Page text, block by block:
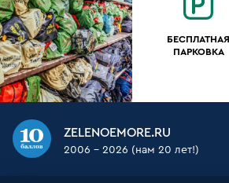
БЕСПЛАТНАЯ
ПАРКОВКА
ZELENOEMORE.RU
2006 - 2026 (нам 20 лет!)